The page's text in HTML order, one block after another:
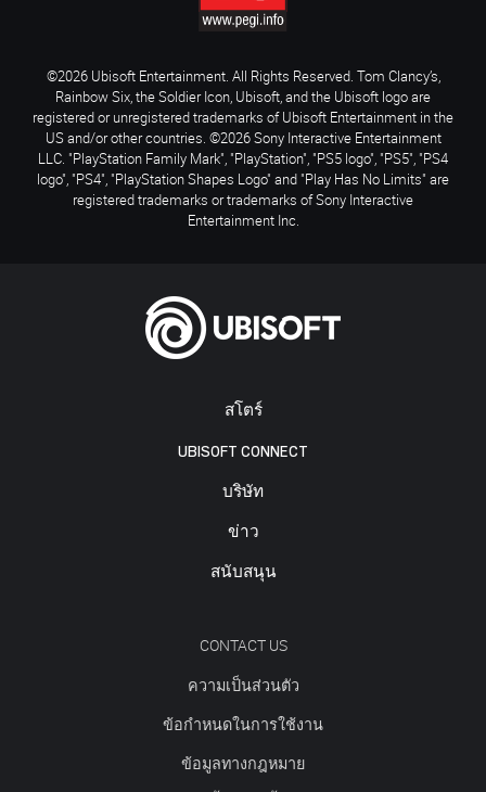
สโตร์
UBISOFT CONNECT
บริษัท
ข่าว
สนับสนุน
CONTACT US
ความเป็นส่วนตัว
ข้อกำหนดในการใช้งาน
ข้อมูลทางกฎหมาย
©2026 Ubisoft Entertainment. All Rights Reserved. Tom Clancy’s,
Rainbow Six, the Soldier Icon, Ubisoft, and the Ubisoft logo are
registered or unregistered trademarks of Ubisoft Entertainment in the
US and/or other countries. ©2026 Sony Interactive Entertainment
LLC. "PlayStation Family Mark", "PlayStation", "PS5 logo", "PS5", "PS4
logo", "PS4", "PlayStation Shapes Logo" and "Play Has No Limits" are
registered trademarks or trademarks of Sony Interactive
Entertainment Inc.